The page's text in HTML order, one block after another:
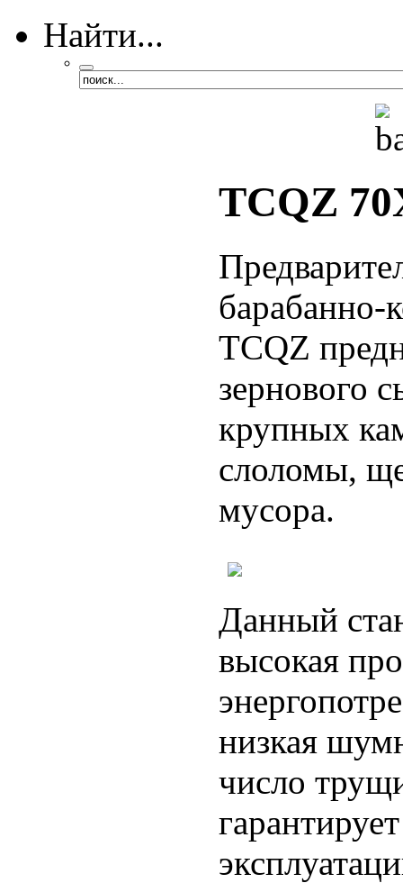
Найти...
TCQZ
барабанно-
TCQZ
зернового
крупных
слоломы,
мусора.
Данный
высокая
низкая
число